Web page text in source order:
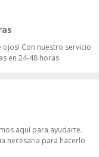
ojos! Con nuestro servicio
en 24-48 horas
aquí para ayudarte.
necesaria para hacerlo